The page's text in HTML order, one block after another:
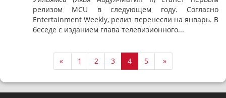
релизом MCU в следующем году. Согласно
Entertainment Weekly, релиз перенесли на январь. В
беседе с изданием глава телевизионного...
« 1 2 3 4 5 »